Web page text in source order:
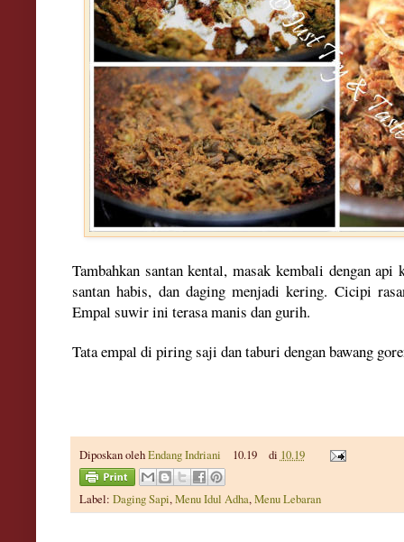
Tambahkan santan kental, masak kembali dengan
santan habis, dan daging menjadi kering. Cicipi
Empal suwir ini terasa manis dan gurih.
Tata empal di piring saji dan taburi dengan bawang gore
Diposkan olehEndang Indriani 10.19 di 10.19
Label: Daging Sapi,Menu Idul Adha,Menu Lebaran